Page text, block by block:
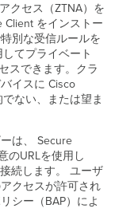
クセス（ZTNA）を
Client をインストー
別な受信ルールを
てプライベート
スできます。クラ
イスに Cisco
ない、または望ま
は、 Secure
のURLを使用し
続します。 ユーザ
クセスが許可され
シー（BAP）によ